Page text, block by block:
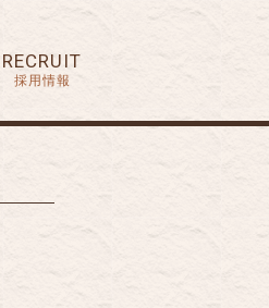
RECRUIT
採用情報